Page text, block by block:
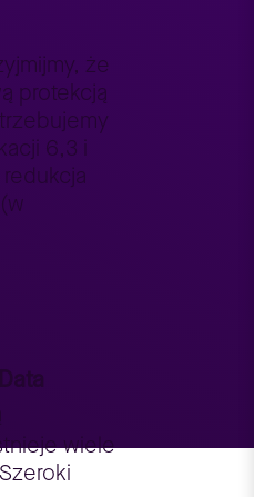
że
protekcją
6,3 i
wiele